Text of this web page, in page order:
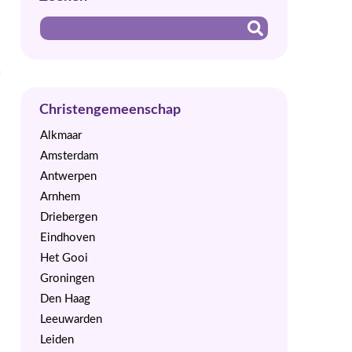
Christengemeenschap
Alkmaar
Amsterdam
Antwerpen
Arnhem
Driebergen
Eindhoven
Het Gooi
Groningen
Den Haag
Leeuwarden
Leiden